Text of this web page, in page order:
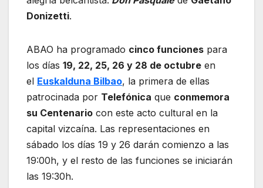
Donizetti.
ABAO ha programado cinco funciones para
los días 19, 22, 25, 26 y 28 de octubre en
el Euskalduna Bilbao, la primera de ellas
patrocinada por Telefónica que conmemora
su Centenario con este acto cultural en la
capital vizcaína. Las representaciones en
sábado los días 19 y 26 darán comienzo a las
19:00h, y el resto de las funciones se iniciarán
las 19:30h.